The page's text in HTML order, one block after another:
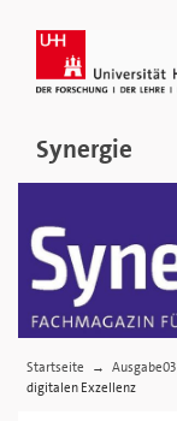
Synergie
Startseite → Ausgabe03
digitalen Exzellenz